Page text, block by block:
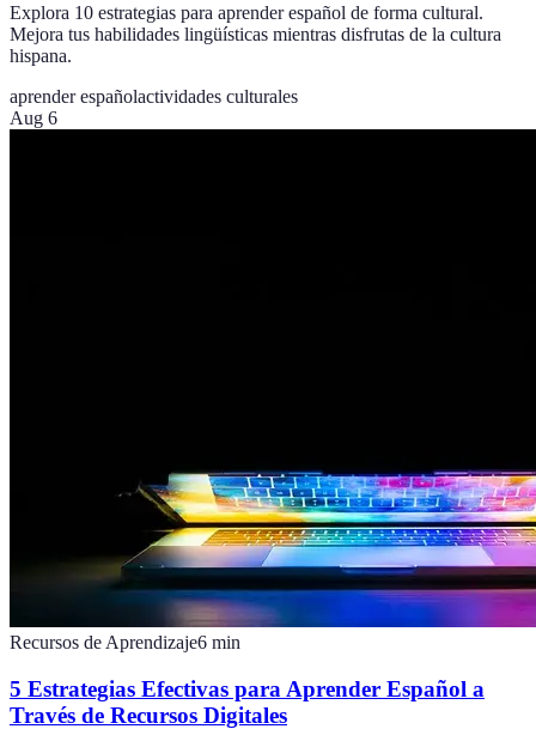
Explora 10 estrategias para aprender español de forma cultural.
Mejora tus habilidades lingüísticas mientras disfrutas de la cultura
hispana.
aprender españolactividades culturales
Aug 6
Recursos de Aprendizaje6 min
5 Estrategias Efectivas para Aprender Español a
Través de Recursos Digitales